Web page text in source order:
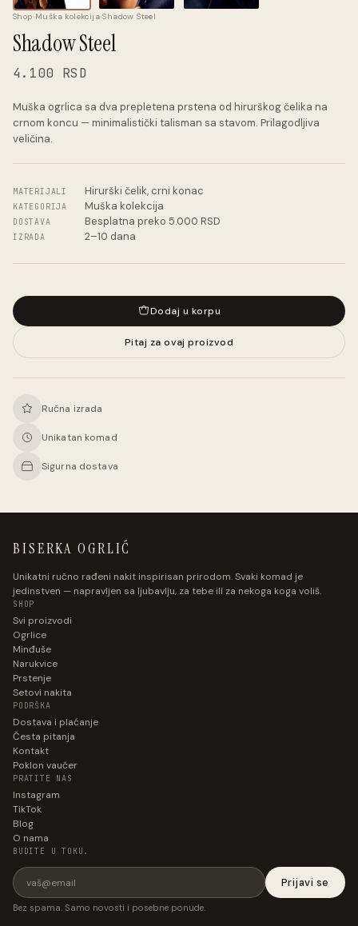
Shop›Muška kolekcija›Shadow Steel
Shadow Steel
4.100 RSD
Muška ogrlica sa dva prepletena prstena od hirurškog čelika na
crnom koncu — minimalistički talisman sa stavom. Prilagodljiva
veličina.
MATERIJALI Hirurški čelik, crni konac
KATEGORIJA Muška kolekcija
DOSTAVA Besplatna preko 5.000 RSD
IZRADA 2–10 dana
Dodaj u korpu
Pitaj za ovaj proizvod
Ručna izrada
Unikatan komad
Sigurna dostava
BISERKA OGRLIĆ
Unikatni ručno rađeni nakit inspirisan prirodom. Svaki komad je
jedinstven — napravljen sa ljubavlju, za tebe ili za nekoga koga voliš.
SHOP
Svi proizvodi
Ogrlice
Minđuše
Narukvice
Prstenje
Setovi nakita
PODRŠKA
Dostava i plaćanje
Česta pitanja
Kontakt
Poklon vaučer
PRATITE NAS
Instagram
TikTok
Blog
O nama
BUDITE U TOKU.
Prijavi se
Bez spama. Samo novosti i posebne ponude.